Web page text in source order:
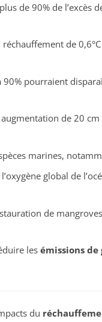
de 90% de l’excès
de
90% pourraient
de 20 cm
marines,
global de
de
les émissions de
du